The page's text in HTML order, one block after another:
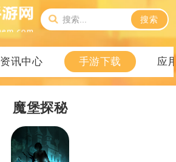
搜索
资讯中心 手游下载 应
魔堡探秘